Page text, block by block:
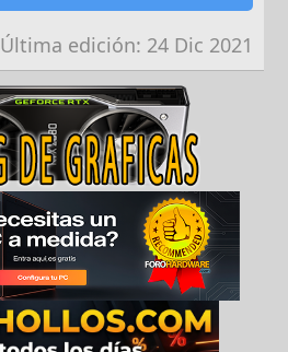
Última edición: 24 Dic 2021